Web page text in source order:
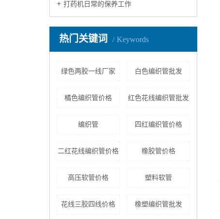
打药机日常的保养工作
热门关键词 Keywords
绿色两胶一线厂家 白色编织管批发
橘色编织管价格 红色花线编织管批发
编织管 四红编织管价格
二红花线编织管价格 橡胶管价格
高压软管价格 塑料软管
花线三胶四线价格 橡塑编织管批发